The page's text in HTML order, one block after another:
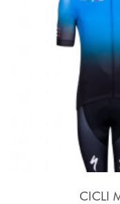
CICLI